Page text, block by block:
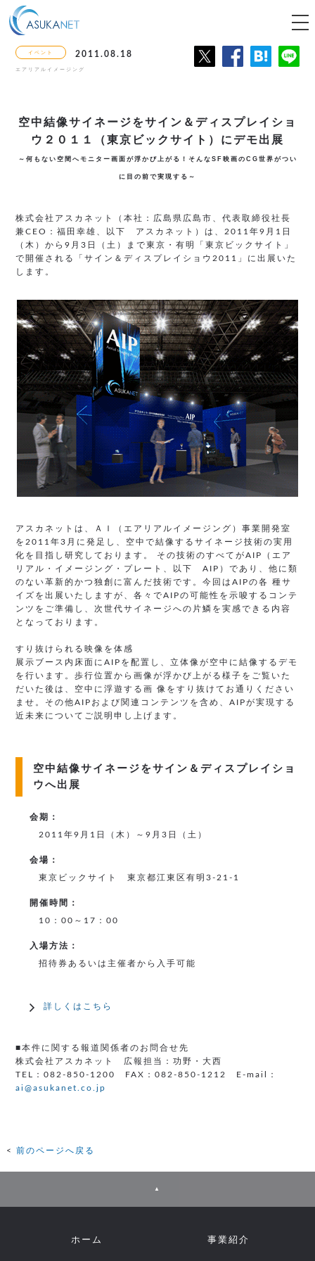
イベント 2011.08.18
エアリアルイメージング
空中結像サイネージをサイン＆ディスプレイショ
ウ２０１１（東京ビックサイト）にデモ出展
～何もない空間へモニター画面が浮かび上がる！そんなSF映画のCG世界がつい
に目の前で実現する～
株式会社アスカネット（本社：広島県広島市、代表取締役社長
兼CEO：福田幸雄、以下 アスカネット）は、2011年9月1日
（木）から9月3日（土）まで東京・有明「東京ビックサイト」
で開催される「サイン＆ディスプレイショウ2011」に出展いた
します。
アスカネットは、ＡＩ（エアリアルイメージング）事業開発室
を2011年3月に発足し、空中で結像するサイネージ技術の実用
化を目指し研究しております。 その技術のすべてがAIP（エア
リアル・イメージング・プレート、以下 AIP）であり、他に類
のない革新的かつ独創に富んだ技術です。今回はAIPの各 種サ
イズを出展いたしますが、各々でAIPの可能性を示唆するコンテ
ンツをご準備し、次世代サイネージへの片鱗を実感できる内容
となっております。
すり抜けられる映像を体感
展示ブース内床面にAIPを配置し、立体像が空中に結像するデモ
を行います。歩行位置から画像が浮かび上がる様子をご覧いた
だいた後は、空中に浮遊する画 像をすり抜けてお通りください
ませ。その他AIPおよび関連コンテンツを含め、AIPが実現する
近未来についてご説明申し上げます。
空中結像サイネージをサイン＆ディスプレイショ
ウへ出展
会期：
2011年9月1日（木）～9月3日（土）
会場：
東京ビックサイト 東京都江東区有明3-21-1
開催時間：
10：00～17：00
入場方法：
招待券あるいは主催者から入手可能
詳しくはこちら
■本件に関する報道関係者のお問合せ先
株式会社アスカネット 広報担当：功野・大西
TEL：082-850-1200 FAX：082-850-1212 E-mail：
ai@asukanet.co.jp
前のページへ戻る
▲
ホーム 事業紹介